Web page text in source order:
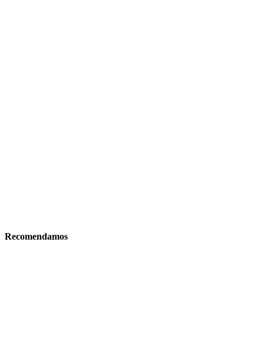
Recomendamos